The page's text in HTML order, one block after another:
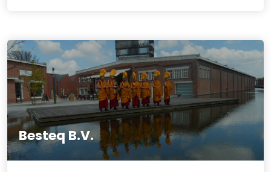
Besteq B.V.